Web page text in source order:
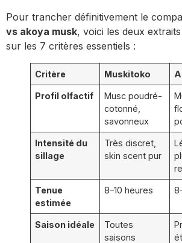
Pour trancher définitivement le
vs akoya musk, voici les deux
sur les 7 critères essentiels :
Critère Muskitoko
Profil olfactif
Musc poudré-
cotonné,
savonneux
Intensité du
sillage
Très discret,
skin scent pur
Tenue
estimée
8–10 heures
Saison idéale
Toutes
saisons